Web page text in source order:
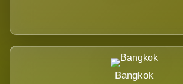
Bangkok